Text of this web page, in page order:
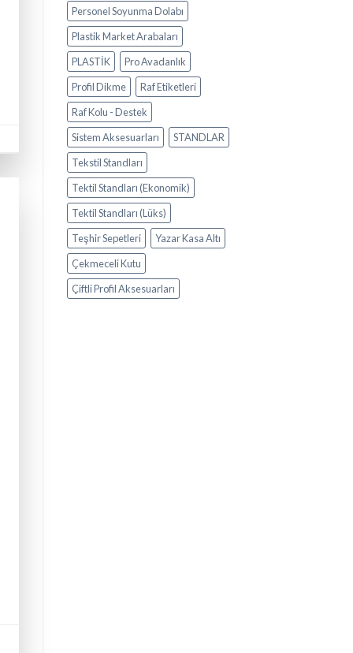
Personel Soyunma Dolabı
Plastik Market Arabaları
PLASTİK
Pro Avadanlık
Profil Dikme
Raf Etiketleri
Raf Kolu - Destek
Sistem Aksesuarları
STANDLAR
Tekstil Standları
Tektil Standları (Ekonomik)
Tektil Standları (Lüks)
Teşhir Sepetleri
Yazar Kasa Altı
Çekmeceli Kutu
Çiftli Profil Aksesuarları